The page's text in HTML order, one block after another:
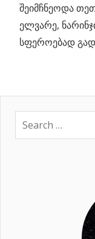
შეიმჩნეოდა
ელვარე,
სფეროებად